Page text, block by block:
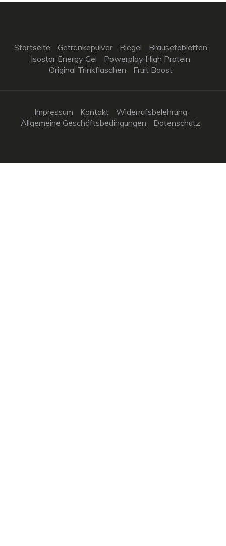
Startseite Getränkepulver Riegel
Brausetabletten
Isostar Energy Gel
Powerplay High Protein
Original Trinkflaschen
Fruit Boost
Impressum Kontakt
Widerrufsbelehrung
Allgemeine Geschäftsbedingungen
Datenschutz